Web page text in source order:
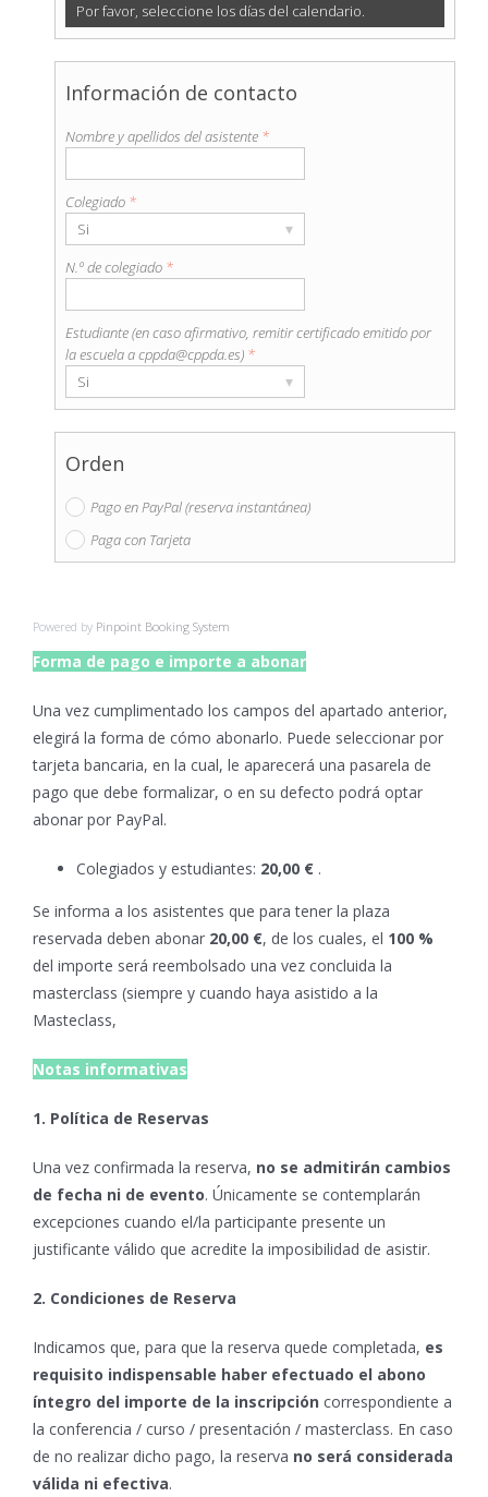
Por favor, seleccione los días del calendario.
Información de contacto
Nombre y apellidos del asistente *
Colegiado *
Si
▾
N.º de colegiado *
Estudiante (en caso afirmativo, remitir certificado emitido por
la escuela a cppda@cppda.es) *
Si
▾
Orden
Pago en PayPal (reserva instantánea)
Paga con Tarjeta
Powered by Pinpoint Booking System
Forma de pago e importe a abonar
Una vez cumplimentado los campos del apartado anterior,
elegirá la forma de cómo abonarlo. Puede seleccionar por
tarjeta bancaria, en la cual, le aparecerá una pasarela de
pago que debe formalizar, o en su defecto podrá optar
abonar por PayPal.
Colegiados y estudiantes: 20,00 € .
Se informa a los asistentes que para tener la plaza
reservada deben abonar 20,00 €, de los cuales, el 100 %
del importe será reembolsado una vez concluida la
masterclass (siempre y cuando haya asistido a la
Masteclass,
Notas informativas
1. Política de Reservas
Una vez confirmada la reserva, no se admitirán cambios
de fecha ni de evento. Únicamente se contemplarán
excepciones cuando el/la participante presente un
justificante válido que acredite la imposibilidad de asistir.
2. Condiciones de Reserva
Indicamos que, para que la reserva quede completada, es
requisito indispensable haber efectuado el abono
íntegro del importe de la inscripción correspondiente a
la conferencia / curso / presentación / masterclass. En caso
de no realizar dicho pago, la reserva no será considerada
válida ni efectiva.